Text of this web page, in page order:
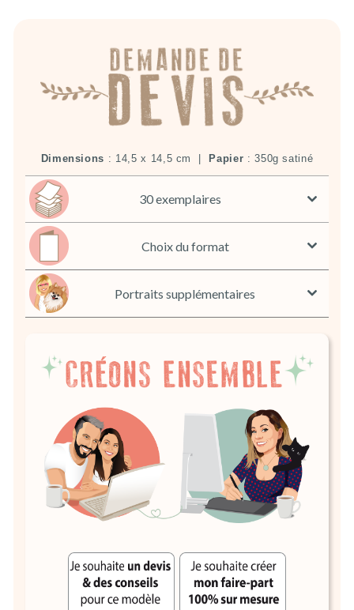
Dimensions : 14,5 x 14,5 cm | Papier : 350g satiné
30 exemplaires
Choix du format
Portraits supplémentaires